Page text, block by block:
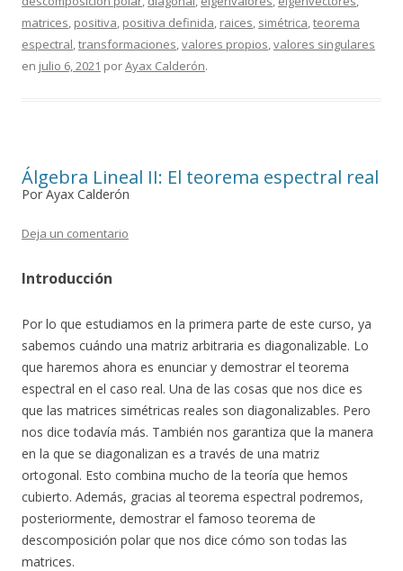
matrices, positiva, positiva definida, raices, simétrica,teorema
espectral,transformaciones,valores propios,valores singulares
en julio 6, 2021 porAyax Calderón.
Álgebra Lineal II: El teorema espectral real
Por Ayax Calderón
Deja un comentario
Introducción
Por lo que estudiamos en la primera parte de este curso, ya
sabemos cuándo una matriz arbitraria es diagonalizable. Lo
que haremos ahora es enunciar y demostrar el teorema
espectral en el caso real. Una de las cosas que nos dice es
que las matrices simétricas reales son diagonalizables. Pero
nos dice todavía más. También nos garantiza que la manera
en la que se diagonalizan es a través de una matriz
ortogonal. Esto combina mucho de la teoría que hemos
cubierto. Además, gracias al teorema espectral podremos,
posteriormente, demostrar el famoso teorema de
descomposición polar que nos dice cómo son todas las
matrices.